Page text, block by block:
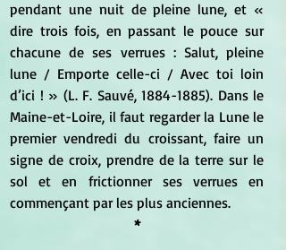
pendant une nuit de pleine lune, et «
dire trois fois, en passant le pouce sur
chacune de ses verrues : Salut, pleine
lune / Emporte celle-ci / Avec toi loin
d’ici ! » (L. F. Sauvé, 1884-1885). Dans le
Maine-et-Loire, il faut regarder la Lune le
premier vendredi du croissant, faire un
signe de croix, prendre de la terre sur le
sol et en frictionner ses verrues en
commençant par les plus anciennes.
*